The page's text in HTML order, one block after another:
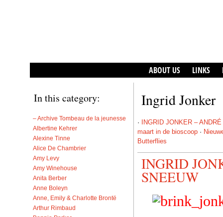
ABOUT US LINKS
In this category:
– Archive Tombeau de la jeunesse
Albertine Kehrer
Alexine Tinne
Alice De Chambrier
Amy Levy
Amy Winehouse
Anita Berber
Anne Boleyn
Anne, Emily & Charlotte Brontë
Arthur Rimbaud
Ingrid Jonker
·
INGRID JONKER –
maart in de bioscoop ·
Butterflies
INGRID
SNEEUW